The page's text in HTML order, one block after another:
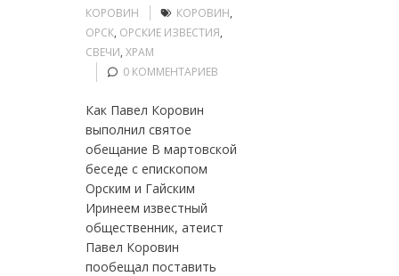
КОРОВИН
КОРОВИН,
ОРСК, ОРСКИЕ ИЗВЕСТИЯ,
СВЕЧИ,ХРАМ
0 КОММЕНТАРИЕВ
Как Павел Коровин
выполнил святое
обещание В мартовской
беседе с епископом
Орским и Гайским
Иринеем известный
общественник, атеист
Павел Коровин
пообещал поставить